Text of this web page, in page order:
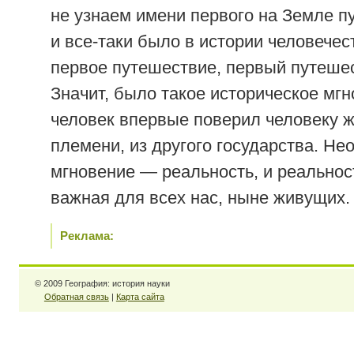
не узнаем имени первого на Земле
и все-таки было в истории
первое путешествие, первый
Значит, было такое историческое
человек впервые поверил человеку
племени, из другого государства.
мгновение — реальность, и
важная для всех нас, ныне живущих.
Реклама:
© 2009 География: история науки
Обратная связь| Карта сайта